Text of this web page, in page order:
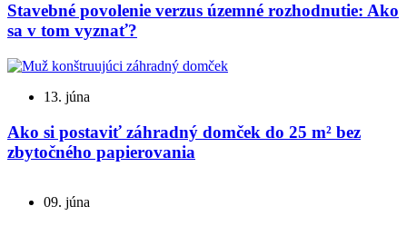
Stavebné povolenie verzus územné rozhodnutie: Ako
sa v tom vyznať?
13. júna
Ako si postaviť záhradný domček do 25 m² bez
zbytočného papierovania
09. júna